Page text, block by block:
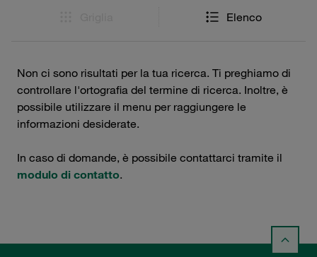
Elenco
Non ci sono risultati per la tua ricerca. Ti preghiamo di
controllare l'ortografia del termine di ricerca. Inoltre, è
possibile utilizzare il menu per raggiungere le
informazioni desiderate.
In caso di domande, è possibile contattarci tramite il
modulo di contatto.